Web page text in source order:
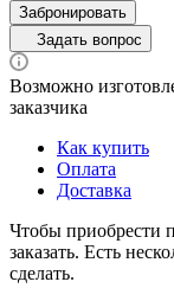
Забронировать
Задать вопрос
Возможно
заказчика
Как купить
Оплата
Доставка
Чтобы приобрести
заказать. Есть
сделать.